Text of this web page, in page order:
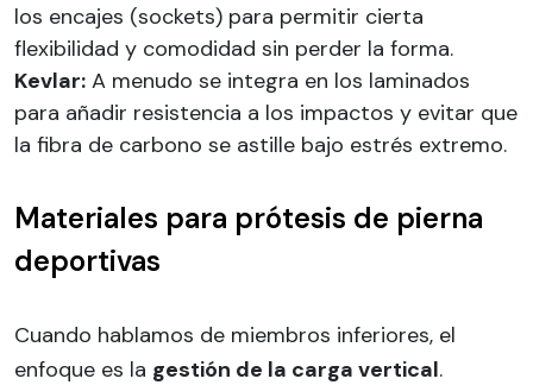
los encajes (sockets) para permitir cierta
flexibilidad y comodidad sin perder la forma.
Kevlar: A menudo se integra en los laminados
para añadir resistencia a los impactos y evitar que
la fibra de carbono se astille bajo estrés extremo.
Materiales para prótesis de pierna
deportivas
Cuando hablamos de miembros inferiores, el
enfoque es la gestión de la carga vertical.